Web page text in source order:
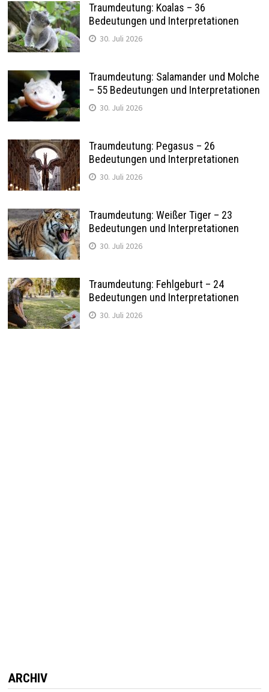
Traumdeutung: Koalas – 36
Bedeutungen und Interpretationen
30. Juli 2026
Traumdeutung: Salamander und Molche
– 55 Bedeutungen und Interpretationen
30. Juli 2026
Traumdeutung: Pegasus – 26
Bedeutungen und Interpretationen
30. Juli 2026
Traumdeutung: Weißer Tiger – 23
Bedeutungen und Interpretationen
30. Juli 2026
Traumdeutung: Fehlgeburt – 24
Bedeutungen und Interpretationen
30. Juli 2026
ARCHIV